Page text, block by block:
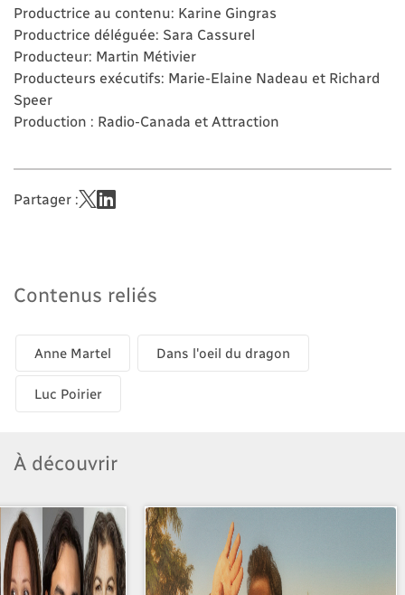
Productrice au contenu: Karine Gingras
Productrice déléguée: Sara Cassurel
Producteur: Martin Métivier
Producteurs exécutifs: Marie-Elaine Nadeau et Richard
Speer
Production : Radio-Canada et Attraction
Partager :
Contenus reliés
Anne Martel Dans l'oeil du dragon
Luc Poirier
À découvrir